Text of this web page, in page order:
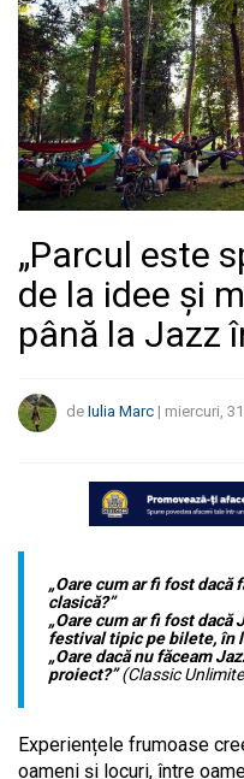
„Parcul este
de la idee și
până la Jazz
de Iulia Marc | miercuri,
„Oare cum ar fi fost dacă
clasică?”
„Oare cum ar fi fost dacă
festival tipic pe bilete, în
„Oare dacă nu făceam
proiect?” (Classic
Experiențele frumoase
oameni și locuri, între